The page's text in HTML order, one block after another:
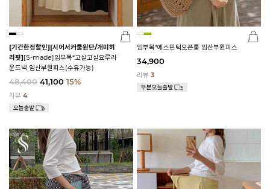
[기간한정할인][시어서커쿨원단/개미허
리핏][S-made]임부복*고실고실요루라
운드넥 임산부원피스(수유가능)
48,400 41,100 15%
리뷰 4
임부복*에스핀턱오픈롱 임산부원피스
34,900
리뷰 3